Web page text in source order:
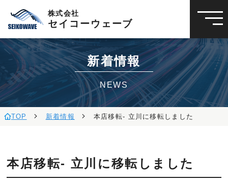
株式会社
セイコーウェーブ
新着情報
NEWS
TOP 新着情報 本店移転- 立川に移転しました
本店移転- 立川に移転しました